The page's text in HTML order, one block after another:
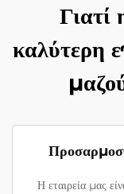
καλύτερη
Η εταιρεία μας